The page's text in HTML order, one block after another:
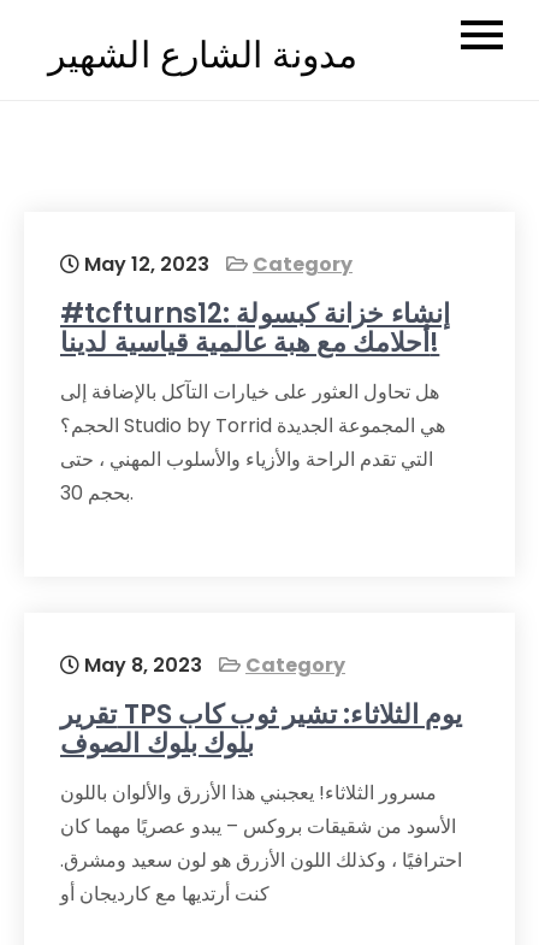
content
مدونة الشارع الشهير
May 12, 2023 Category
#tcfturns12: إنشاء خزانة كبسولة
أحلامك مع هبة عالمية قياسية لدينا!
هل تحاول العثور على خيارات التآكل بالإضافة إلى
الحجم؟ Studio by Torrid هي المجموعة الجديدة
التي تقدم الراحة والأزياء والأسلوب المهني ، حتى
بحجم 30.
May 8, 2023 Category
تقرير TPS يوم الثلاثاء: تشير ثوب كاب
بلوك بلوك الصوف
مسرور الثلاثاء! يعجبني هذا الأزرق والألوان باللون
الأسود من شقيقات بروكس – يبدو عصريًا مهما كان
احترافيًا ، وكذلك اللون الأزرق هو لون سعيد ومشرق.
كنت أرتديها مع كارديجان أو